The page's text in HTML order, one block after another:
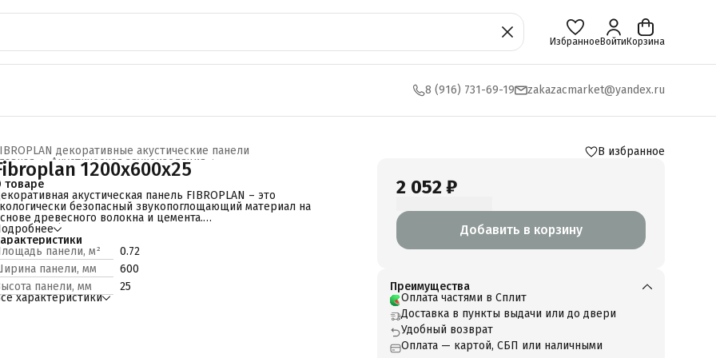
Избранное Войти Корзина
8 (916) 731-69-19 zakazacmarket@yandex.ru
декоративные акустические панели
Акустическая звукоизоляция ›
› 1200x600x25
товаре
акустическая панель FIBROPLAN – это
безопасный звукопоглощающий материал на
древесного волокна и цемента.
обеспечивает эффективное поглощение звука в
диапазоне частот, имеет ровную частотную
экологически безопасен, универсален,
легко монтируется.
применения
залы;
заведения;
Кинотеатры и театрально-концертные залы;
панели, м²
0.72
панели, мм
600
панели, мм
25
характеристики
В избранное
2 052 ₽
Добавить в корзину
Преимущества
Оплата частями в Сплит
Доставка в пункты выдачи или до двери
Удобный возврат
Оплата — картой, СБП или наличными